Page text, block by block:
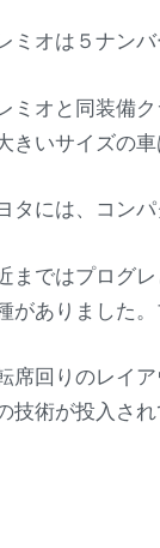
ミオは５ナン
ミオと同装備
きいサイズの
タには、コン
まではプログ
がありました
席回りのレイ
技術が投入され